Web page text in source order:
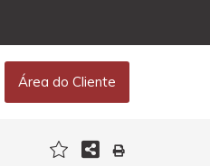
Área do Cliente